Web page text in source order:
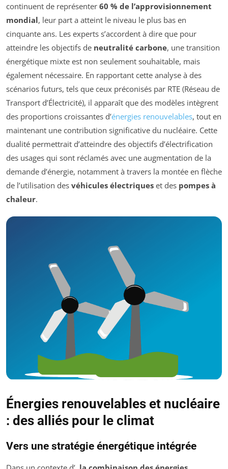
continuent de représenter 60 % de l’approvisionnement
mondial, leur part a atteint le niveau le plus bas en
cinquante ans. Les experts s’accordent à dire que pour
atteindre les objectifs de neutralité carbone, une transition
énergétique mixte est non seulement souhaitable, mais
également nécessaire. En rapportant cette analyse à des
scénarios futurs, tels que ceux préconisés par RTE (Réseau de
Transport d’Électricité), il apparaît que des modèles intègrent
des proportions croissantes d’énergies renouvelables, tout en
maintenant une contribution significative du nucléaire. Cette
dualité permettrait d’atteindre des objectifs d’électrification
des usages qui sont réclamés avec une augmentation de la
demande d’énergie, notamment à travers la montée en flèche
de l’utilisation des véhicules électriques et des pompes à
chaleur.
Énergies renouvelables et nucléaire
: des alliés pour le climat
Vers une stratégie énergétique intégrée